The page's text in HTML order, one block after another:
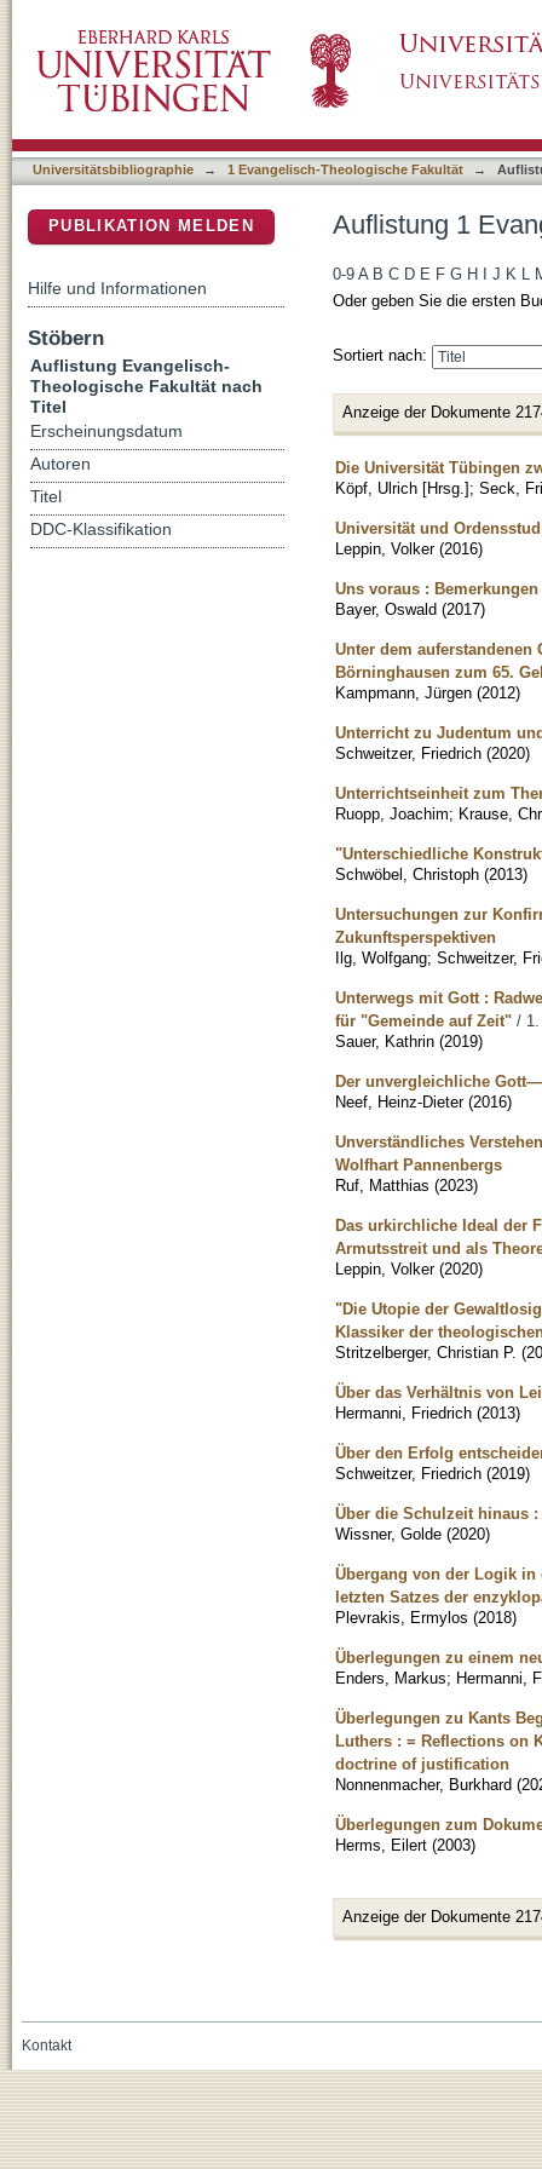
Universitätsbibliographie → 1 Evangelisch-Theologische Fakultät →
Auflistung 1
0-9 A B C D E F G H J K L
Oder geben Sie die ersten
Sortiert nach:
Anzeige der Dokumente
Die Universität Tübingen
Köpf, Ulrich [Hrsg.]; Seck,
Universität und
Leppin, Volker (2016)
Uns voraus :
Bayer, Oswald (2017)
Unter dem
Börninghausen zum 65.
Kampmann, Jürgen (2012)
Unterricht zu Judentum
Schweitzer, Friedrich (2020)
Unterrichtseinheit zum
Ruopp, Joachim; Krause,
"Unterschiedliche
Schwöbel, Christoph (2013)
Untersuchungen zur
Zukunftsperspektiven
Ilg, Wolfgang; Schweitzer,
Unterwegs mit Gott :
für "Gemeinde auf Zeit" / 1.
Sauer, Kathrin (2019)
Der unvergleichliche
Neef, Heinz-Dieter (2016)
Unverständliches
Wolfhart Pannenbergs
Ruf, Matthias (2023)
Das urkirchliche Ideal der
Armutsstreit und als
Leppin, Volker (2020)
"Die Utopie der
Klassiker der
Stritzelberger, Christian P. (
Über das Verhältnis von
Hermanni, Friedrich (2013)
Über den Erfolg
Schweitzer, Friedrich (2019)
Über die Schulzeit hinaus
Wissner, Golde (2020)
Übergang von der Logik
letzten Satzes der
Plevrakis, Ermylos (2018)
Überlegungen zu einem
Enders, Markus; Hermanni,
Überlegungen zu Kants
Luthers : = Reflections on
doctrine of justification
Nonnenmacher, Burkhard (
Überlegungen zum
Herms, Eilert (2003)
Anzeige der Dokumente
PUBLIKATION MELDEN
Hilfe und Informationen
Stöbern
Auflistung Evangelisch-
Theologische Fakultät nach
Titel
Erscheinungsdatum
Autoren
Titel
DDC-Klassifikation
Kontakt